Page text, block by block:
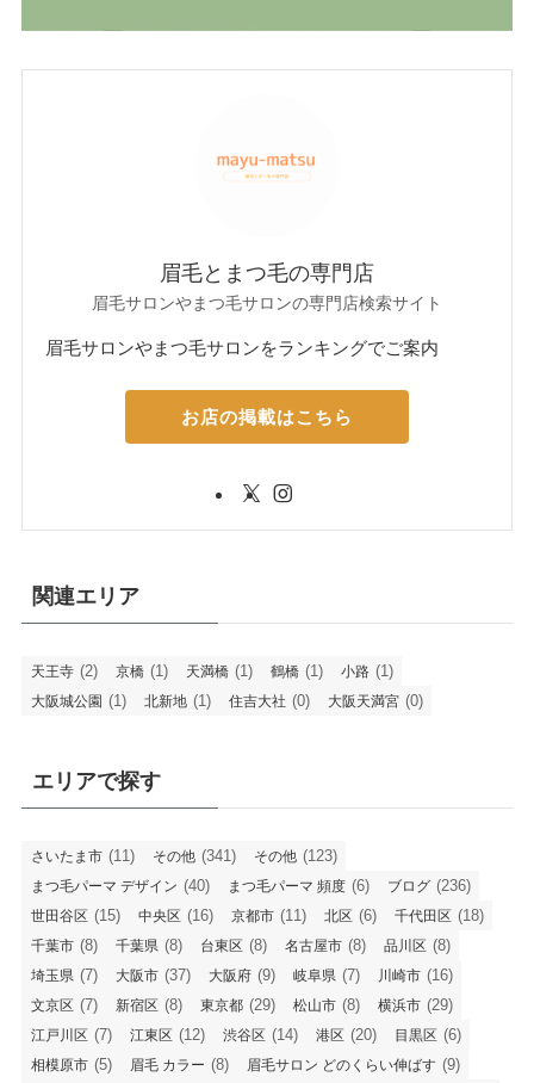
眉毛とまつ毛の専門店
眉毛サロンやまつ毛サロンの専門店検索サイト
眉毛サロンやまつ毛サロンをランキングでご案内
お店の掲載はこちら
関連エリア
天王寺 (2) 京橋 (1) 天満橋 (1) 鶴橋 (1) 小路 (1)
大阪城公園 (1) 北新地 (1) 住吉大社 (0) 大阪天満宮 (0)
エリアで探す
さいたま市 (11) その他 (341) その他 (123)
まつ毛パーマ デザイン (40) まつ毛パーマ 頻度 (6) ブログ (236)
世田谷区 (15) 中央区 (16) 京都市 (11) 北区 (6) 千代田区 (18)
千葉市 (8) 千葉県 (8) 台東区 (8) 名古屋市 (8) 品川区 (8)
埼玉県 (7) 大阪市 (37) 大阪府 (9) 岐阜県 (7) 川崎市 (16)
文京区 (7) 新宿区 (8) 東京都 (29) 松山市 (8) 横浜市 (29)
江戸川区 (7) 江東区 (12) 渋谷区 (14) 港区 (20) 目黒区 (6)
相模原市 (5) 眉毛 カラー (8) 眉毛サロン どのくらい伸ばす (9)